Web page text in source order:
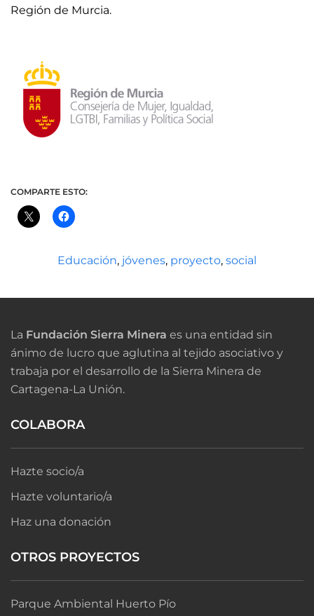
Región de Murcia.
COMPARTE ESTO:
Educación, jóvenes, proyecto, social
La Fundación Sierra Minera es una entidad sin
ánimo de lucro que aglutina al tejido asociativo y
trabaja por el desarrollo de la Sierra Minera de
Cartagena-La Unión.
COLABORA
Hazte socio/a
Hazte voluntario/a
Haz una donación
OTROS PROYECTOS
Parque Ambiental Huerto Pío